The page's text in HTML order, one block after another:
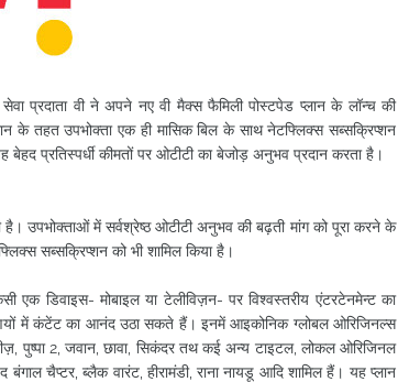
प्रदाता वी ने अपने नए वी मैक्स फैमिली पोस्टपेड प्लान के लॉन्च की
के तहत उपभोक्ता एक ही मासिक बिल के साथ नेटफ्लिक्स सब्सक्रिप्शन
प्रतिस्पर्धी कीमतों पर ओटीटी का बेजोड़ अनुभव प्रदान करता है।
उपभोक्ताओं में सर्वश्रेष्ठ ओटीटी अनुभव की बढ़ती मांग को पूरा करने के
सब्सक्रिप्शन को भी शामिल किया है।
एक डिवाइस- मोबाइल या टेलीविज़न- पर विश्वस्तरीय एंटरटेनमेन्ट का
में कंटेंट का आनंद उठा सकते हैं। इनमें आइकोनिक ग्लोबल ओरिजिनल्स
पुष्पा 2, जवान, छावा, सिकंदर तथ कई अन्य टाइटल, लोकल ओरिजिनल
चैप्टर, ब्लैक वारंट, हीरामंडी, राना नायडू आदि शामिल हैं। यह प्लान